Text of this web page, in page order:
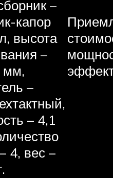
–
капор
высота
–
мм,
–
– 4,1
4, вес –